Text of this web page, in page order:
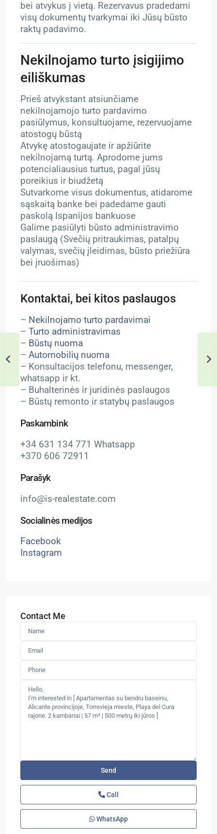
bei atvykus į vietą. Rezervavus pradedami
visų dokumentų tvarkymai iki Jūsų būsto
raktų padavimo.
Nekilnojamo turto įsigijimo
eiliškumas
Prieš atvykstant atsiunčiame
nekilnojamojo turto pardavimo
pasiūlymus, konsultuojame, rezervuojame
atostogų būstą
Atvykę atostogaujate ir apžiūrite
nekilnojamą turtą. Aprodome jums
potencialiausius turtus, pagal jūsų
poreikius ir biudžetą
Sutvarkome visus dokumentus, atidarome
sąskaitą banke bei padedame gauti
paskolą Ispanijos bankuose
Galime pasiūlyti būsto administravimo
paslaugą (Svečių pritraukimas, patalpų
valymas, svečių įleidimas, būsto priežiūra
bei įruošimas)
Kontaktai, bei kitos paslaugos
– Nekilnojamo turto pardavimai
– Turto administravimas
– Būstų nuoma
– Automobilių nuoma
– Konsultacijos telefonu, messenger,
whatsapp ir kt.
– Buhalterinės ir juridinės paslaugos
– Būstų remonto ir statybų paslaugos
Paskambink
+34 631 134 771 Whatsapp
+370 606 72911
Parašyk
info@is-realestate.com
Socialinės medijos
Facebook
Instagram
Contact Me
Call
WhatsApp